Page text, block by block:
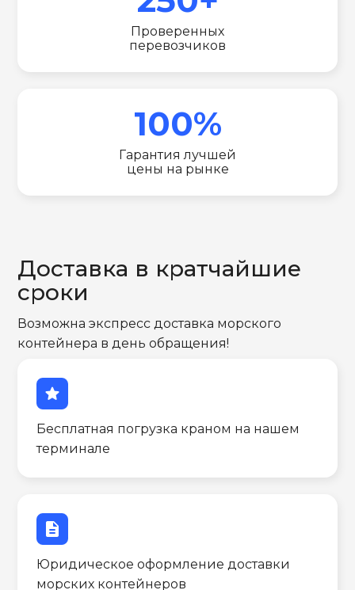
Проверенных
перевозчиков
100%
Гарантия лучшей
цены на рынке
Доставка в кратчайшие
сроки
Возможна экспресс доставка морского
контейнера в день обращения!
star
Бесплатная погрузка краном на нашем
терминале
description
Юридическое оформление доставки
морских контейнеров